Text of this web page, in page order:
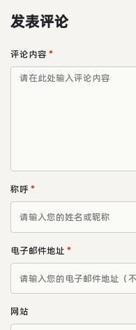
发表评论
评论内容 *
称呼*
电子邮件地址 *
网站